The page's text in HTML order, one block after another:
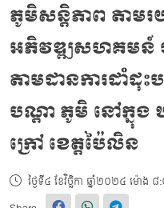
ភូមិសន្តិភាព តាមរ
អភិវឌ្ឍសហគមន៍
តាមដានការដាំដុ
បណ្តា ភូមិ នៅក្នុង
ក្រៅ ខេត្តប៉ៃលិន
ថ្ងៃទី៤ ខែវិច្ឆិកា ឆ្នាំ២០២៤ ម៉ោង